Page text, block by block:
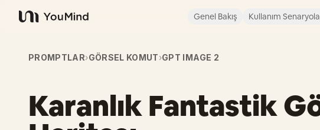
YouMind
Genel Bakış Kullanım
PROMPTLAR›GÖRSEL KOMUT›GPT IMAGE 2
Karanlık Fantastik